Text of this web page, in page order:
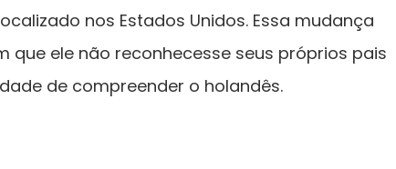
nos Estados Unidos. Essa mudança
que ele não reconhecesse seus próprios pais
de compreender o holandês.